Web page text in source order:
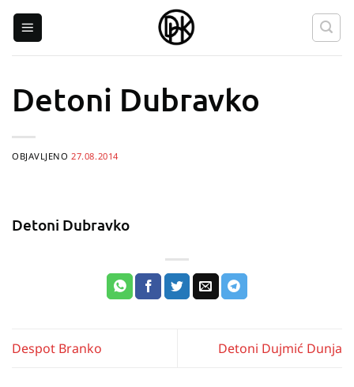
Detoni Dubravko
OBJAVLJENO27.08.2014
Detoni Dubravko
Despot Branko Detoni Dujmić Dunja